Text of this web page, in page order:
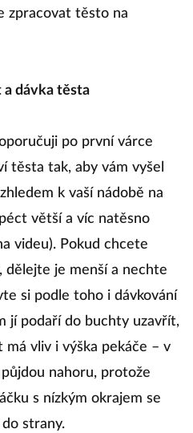
zpracovat těsto na
dávka těsta
po první várce
těsta tak, aby vám vyšel
k vaší nádobě na
větší a víc natěsno
videu). Pokud chcete
dělejte je menší a nechte
si podle toho i dávkování
jí podaří do buchty uzavřít,
vliv i výška pekáče – v
nahoru, protože
s nízkým okrajem se
strany.